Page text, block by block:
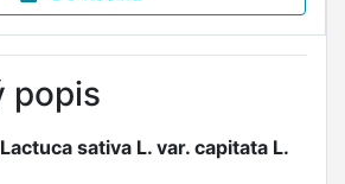
popis
sativa L. var. capitata L.